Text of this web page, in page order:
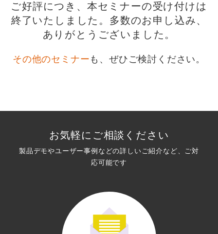
ご好評につき、本セミナーの受け付けは
終了いたしました。 多数のお申し込み、
ありがとうございました。
その他のセミナーも、ぜひご検討ください。
お気軽にご相談ください
製品デモやユーザー事例などの詳しいご紹介など、ご対
応可能です